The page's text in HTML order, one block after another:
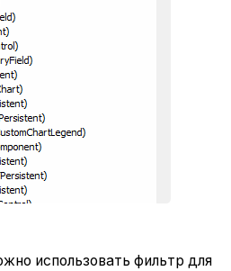
использовать фильтр для